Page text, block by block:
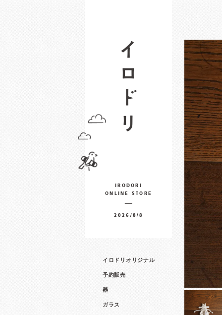
IRODORI
ONLINE STORE
2026/8/8
イロドリオリジナル
予約販売
器
ガラス